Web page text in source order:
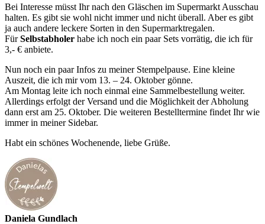
Bei Interesse müsst Ihr nach den Gläschen im Supermarkt Ausschau
halten. Es gibt sie wohl nicht immer und nicht überall. Aber es gibt
ja auch andere leckere Sorten in den Supermarktregalen.
FürSelbstabholer habe ich noch ein paar Sets vorrätig, die ich für
3,- € anbiete.
Nun noch ein paar Infos zu meiner Stempelpause. Eine kleine
Auszeit, die ich mir vom 13. – 24. Oktober gönne.
Am Montag leite ich noch einmal eine Sammelbestellung weiter.
Allerdings erfolgt der Versand und die Möglichkeit der Abholung
dann erst am 25. Oktober. Die weiteren Bestelltermine findet Ihr wie
immer in meiner Sidebar.
Habt ein schönes Wochenende, liebe Grüße.
Daniela Gundlach